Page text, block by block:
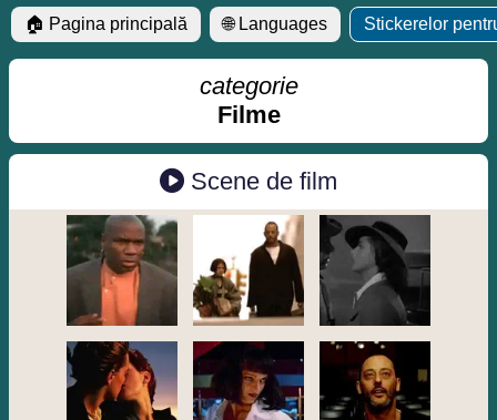
🏠 Pagina principală 🌐 Languages Stickerelor
categorie
Filme
Scene de film